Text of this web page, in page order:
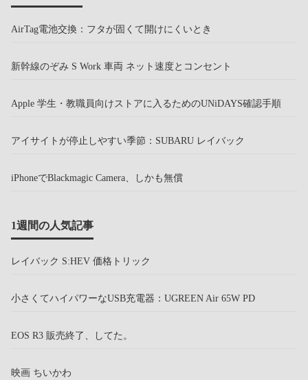
AirTag電池交換：フタが固くて開けにくいとき
新幹線のぞみ S Work 車両 ネット速度とコンセント
Apple 学生・教職員向けストアに入るためのUNiDAYS確認手順
アイサイトが停止しやすい季節：SUBARU レイバック
iPhoneでBlackmagic Camera、しかも無償
1週間の人気記事
レイバック S:HEV 価格トリック
小さくてハイパワーなUSB充電器：UGREEN Air 65W PD
EOS R3 販売終了、してた。
映画 ちいかわ